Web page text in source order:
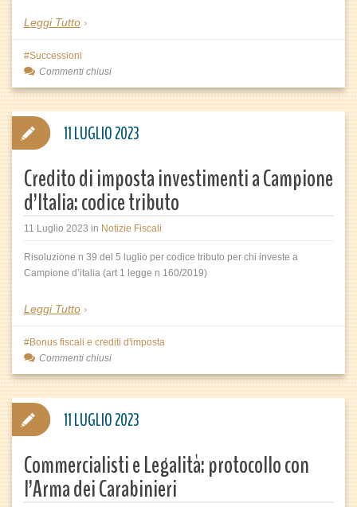
Leggi Tutto
Successioni
Commenti chiusi
Credito di imposta investimenti a Campione
d’Italia: codice tributo
11 Luglio 2023 in Notizie Fiscali
Risoluzione n 39 del 5 luglio per codice tributo per chi investe a
Campione d’italia (art 1 legge n 160/2019)
Leggi Tutto
11 LUGLIO 2023
Bonus fiscali e crediti d'imposta
Commenti chiusi
Commercialisti e Legalità: protocollo con
l’Arma dei Carabinieri
11 LUGLIO 2023